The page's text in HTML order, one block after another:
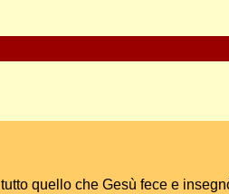
quello che Gesù fece e